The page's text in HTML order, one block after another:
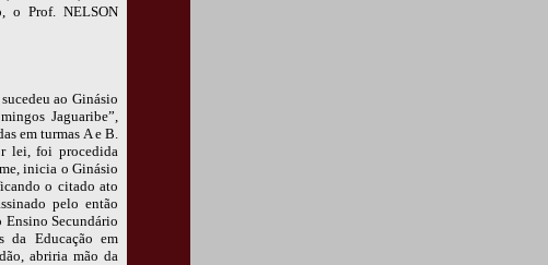
o Prof. NELSON
ao Ginásio
Jaguaribe”,
em turmas A e B.
lei, foi procedida
inicia o Ginásio
o citado ato
pelo então
Ensino Secundário
da Educação em
abriria mão da